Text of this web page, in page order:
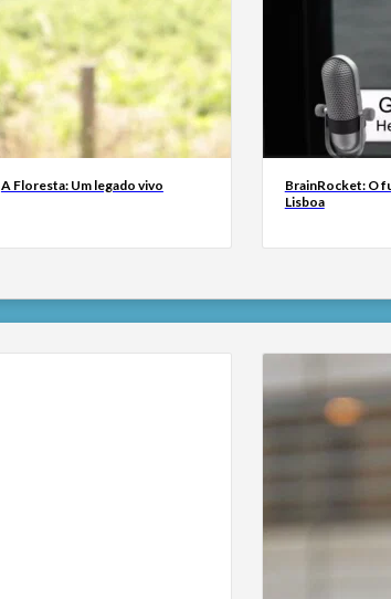
A Floresta: Um legado vivo
BrainRocket: O
Lisboa